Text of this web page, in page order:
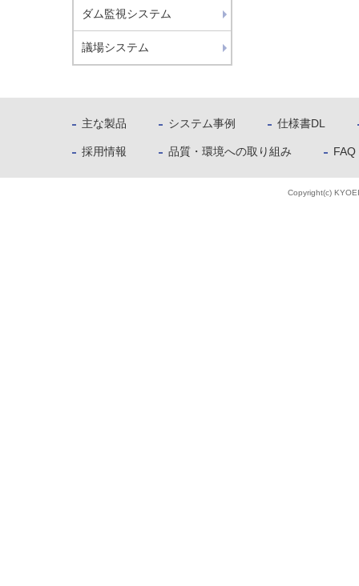
ダム監視システム
議場システム
主な製品 システム事例 仕様書DL
採用情報 品質・環境への取り組み FAQ
Copyright(c)